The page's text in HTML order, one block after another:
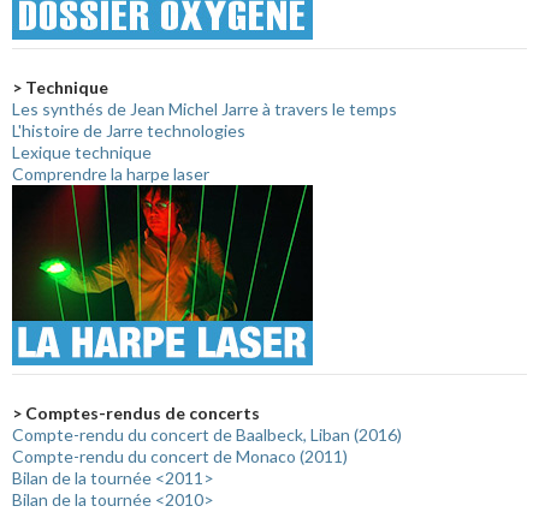
> Technique
Les synthés de Jean Michel Jarre à travers le temps
L'histoire de Jarre technologies
Lexique technique
Comprendre la harpe laser
> Comptes-rendus de concerts
Compte-rendu du concert de Baalbeck, Liban (2016)
Compte-rendu du concert de Monaco (2011)
Bilan de la tournée <2011>
Bilan de la tournée <2010>